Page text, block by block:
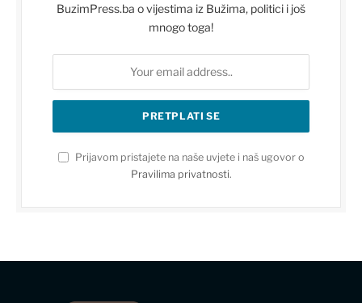
BuzimPress.ba o vijestima iz Bužima, politici i još
mnogo toga!
Prijavom pristajete na naše uvjete i naš ugovor o
Pravilima privatnosti.